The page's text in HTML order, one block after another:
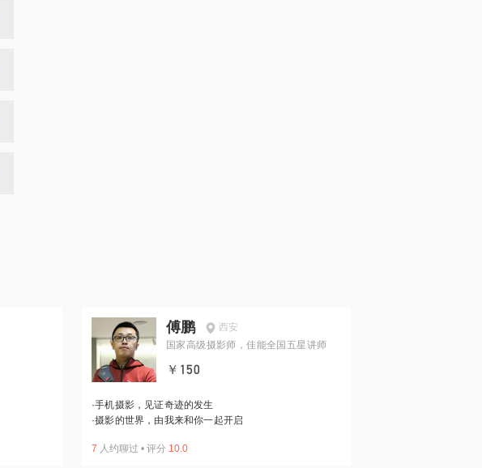
傅鹏
西安
国家高级摄影师，佳能全国五星讲师
￥150
·手机摄影，见证奇迹的发生
·摄影的世界，由我来和你一起开启
7 人约聊过 • 评分 10.0